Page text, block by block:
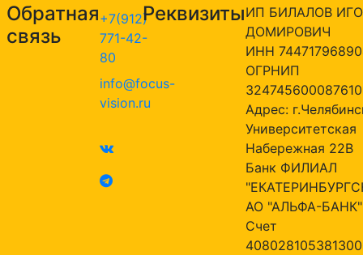
Обратная
связь
+7(912)
771-42-
80
info@focus-
vision.ru
РеквизитыИП БИЛАЛОВ
ДОМИРОВИЧ
ИНН
ОГРНИП
324745600087610
Адрес:
Университетская
Набережная 22В
Банк ФИЛИАЛ
АО "АЛЬФА-БАНК"
Счет